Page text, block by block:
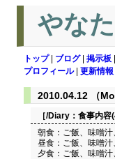
やな
トップ| ブログ| 掲示板
プロフィール| 更新情報
2010.04.12 （
［/Diary： 食事内容
朝食：ご飯、味噌汁
昼食：ご飯、味噌
夕食：ご飯、味噌